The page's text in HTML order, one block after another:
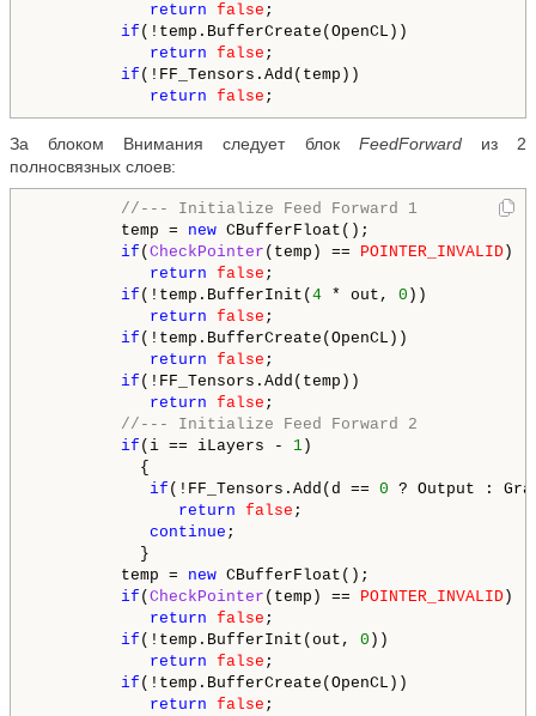
return false ;
if (!temp.BufferCreate(OpenCL))
return false ;
if (!FF_Tensors.Add(temp))
return false
За блоком Внимания следует блок FeedForwardиз 2
полносвязных слоев:
//--- Initialize Feed Forward 1
temp = new CBufferFloat();
if ( CheckPointer (temp) == POINTER_INVALID )
return false ;
if (!temp.BufferInit( 4 * out, 0 ))
return false ;
if (!temp.BufferCreate(OpenCL))
return false ;
if (!FF_Tensors.Add(temp))
return false ;
//--- Initialize Feed Forward 2
if (i == iLayers - 1 )
{
if (!FF_Tensors.Add(d == 0 ? Output :
return false ;
continue ;
}
temp = new CBufferFloat();
if ( CheckPointer (temp) == POINTER_INVALID )
return false ;
if (!temp.BufferInit(out, 0 ))
return false ;
if (!temp.BufferCreate(OpenCL))
return false ;